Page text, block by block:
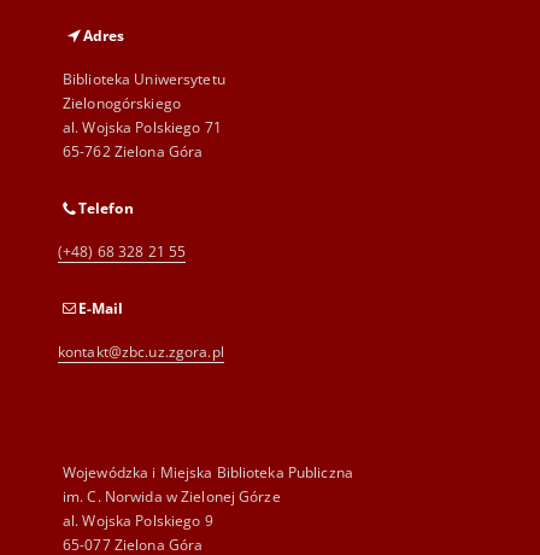
Adres
Biblioteka Uniwersytetu
Zielonogórskiego
al. Wojska Polskiego 71
65-762 Zielona Góra
Telefon
(+48) 68 328 21 55
E-Mail
kontakt@zbc.uz.zgora.pl
Wojewódzka i Miejska Biblioteka Publiczna
im. C. Norwida w Zielonej Górze
al. Wojska Polskiego 9
65-077 Zielona Góra